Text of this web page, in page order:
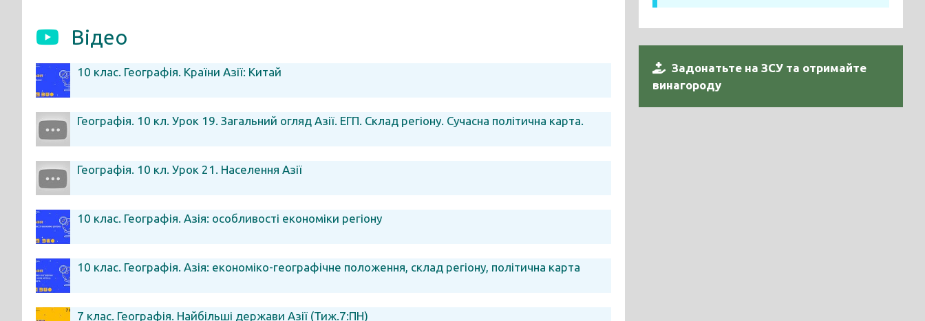
Відео
10 клас. Географія. Країни Азії: Китай
Географія. 10 кл. Урок 19. Загальний огляд Азії. ЕГП. Склад регіону. Сучасна політична карта.
Географія. 10 кл. Урок 21. Населення Азії
10 клас. Географія. Азія: особливості економіки регіону
10 клас. Географія. Азія: економіко-географічне положення, склад регіону, політична карта
7 клас. Географія. Найбільші держави Азії (Тиж.7:ПН)
Задонатьте на ЗСУ та отримайте
винагороду